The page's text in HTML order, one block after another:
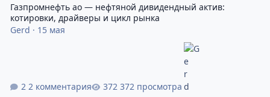
Газпромнефть ао — нефтяной дивидендный актив:
котировки, драйверы и цикл рынка
Gerd · 15 мая
2 комментария 372 просмотра